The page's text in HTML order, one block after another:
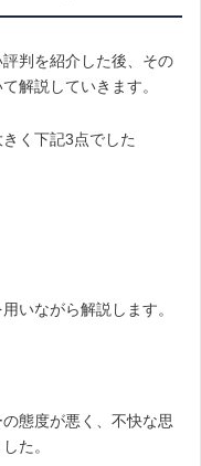
判を紹介した後、その
解説していきます。
く下記3点でした
いながら解説します。
態度が悪く、不快な思
た。